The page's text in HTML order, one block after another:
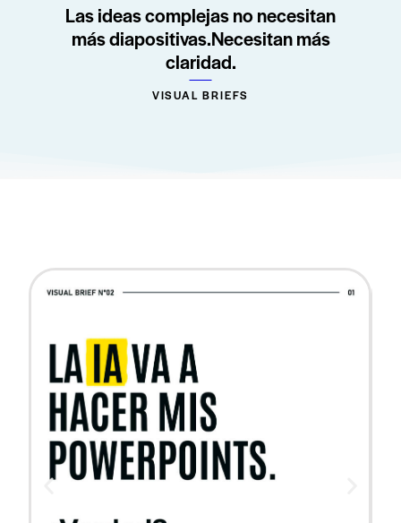
Las ideas complejas no necesitan
más diapositivas.Necesitan más
claridad.
VISUAL BRIEFS